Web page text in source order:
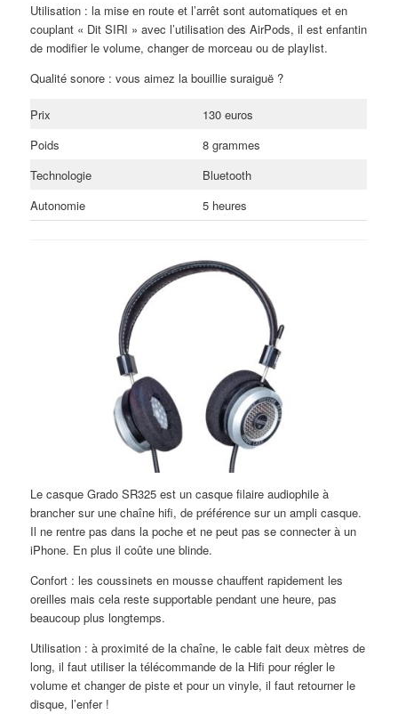
Utilisation : la mise en route et l’arrêt sont automatiques et en
couplant « Dit SIRI » avec l’utilisation des AirPods, il est enfantin
de modifier le volume, changer de morceau ou de playlist.
Qualité sonore : vous aimez la bouillie suraiguë ?
Prix
130 euros
Poids
8 grammes
Technologie
Bluetooth
Autonomie
5 heures
Le casque Grado SR325 est un casque filaire audiophile à
brancher sur une chaîne hifi, de préférence sur un ampli casque.
Il ne rentre pas dans la poche et ne peut pas se connecter à un
iPhone. En plus il coûte une blinde.
Confort : les coussinets en mousse chauffent rapidement les
oreilles mais cela reste supportable pendant une heure, pas
beaucoup plus longtemps.
Utilisation : à proximité de la chaîne, le cable fait deux mètres de
long, il faut utiliser la télécommande de la Hifi pour régler le
volume et changer de piste et pour un vinyle, il faut retourner le
disque, l’enfer !